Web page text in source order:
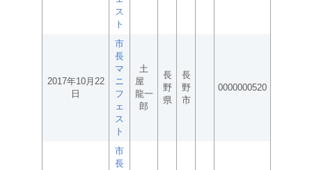
ス
ト
2017年10月22
日
市
長
マ
ニ
フ
ェ
ス
ト
土
屋
龍一
郎
長
野
県
長
野
市
0000000520
市
長